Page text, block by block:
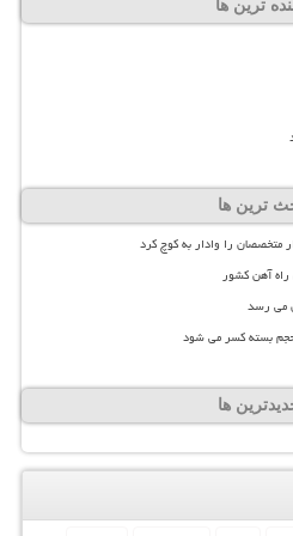
ترین ها
ترین ها
متخصصان را وادار به کوچ کرد
آهن کشور
می رسد
حجم بسته کسر می شود
ها